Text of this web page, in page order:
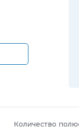
Количество